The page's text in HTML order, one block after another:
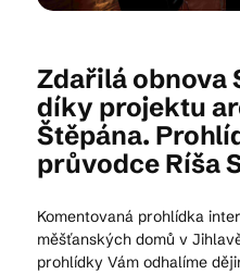
© 2026
Zdařilá obnova
díky projektu
Štěpána.
průvodce Ríša
Komentovaná prohlídka
měšťanských domů v
prohlídky Vám odhalíme